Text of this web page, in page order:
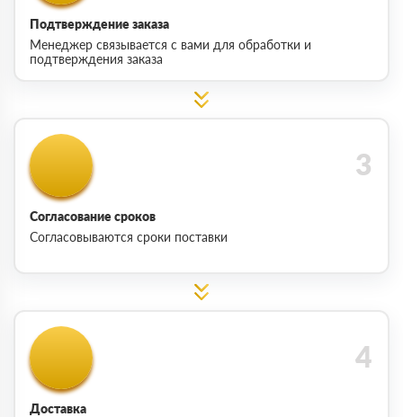
Подтверждение заказа
Менеджер связывается с вами для обработки и
подтверждения заказа
Согласование сроков
Согласовываются сроки поставки
Доставка